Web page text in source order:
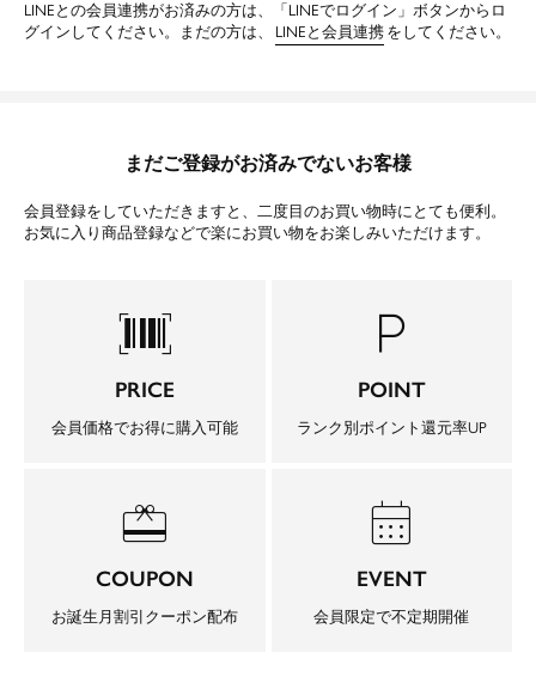
LINEとの会員連携がお済みの方は、「LINEでログイン」ボタンからロ
グインしてください。まだの方は、
LINEと会員連携 をしてください。
まだご登録がお済みでないお客様
会員登録をしていただきますと、二度目のお買い物時にとても便利。
お気に入り商品登録などで楽にお買い物をお楽しみいただけます。
barcode_scanner
PRICE
会員価格でお得に購入可能
local_parking
POINT
ランク別ポイント還元率UP
redeem
COUPON
お誕生月割引クーポン配布
calendar_month
EVENT
会員限定で不定期開催